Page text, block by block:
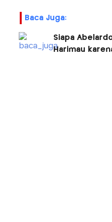
Baca Juga:
Siapa
Harimau